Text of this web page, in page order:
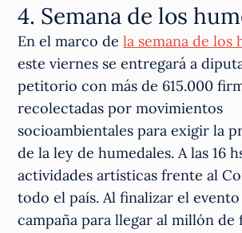
4. Semana de los
En el marco dela semana de los
este viernes se entregará a
petitorio con más de 615.000
recolectadas por movimientos
socioambientales para exigir la
de la ley de humedales. A las 16
actividades artísticas frente al
todo el país. Al finalizar el evento
campaña para llegar al millón de